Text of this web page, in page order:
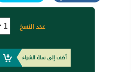
عدد النسخ
أضف إلى سلة الشراء